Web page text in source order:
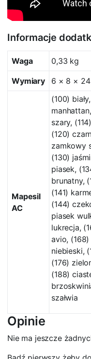
Informacje
Waga 0,33 kg
Wymiary 6 × 8 ×
Mapesil
AC
(100)
szary,
(120)
zamkowy
(130)
piasek,
brunatny,
(141)
(144)
piasek
lukrecja,
avio,
niebieski,
(176)
(188)
szałwia
Opinie
Nie ma jeszcze